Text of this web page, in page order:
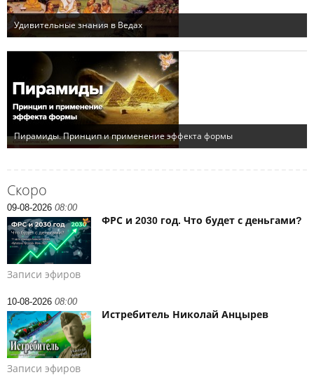
Скоро
09-08-2026 08:00
ФРС и 2030 год. Что будет с деньгами?
Записи эфиров
10-08-2026 08:00
Истребитель Николай Анцырев
Записи эфиров